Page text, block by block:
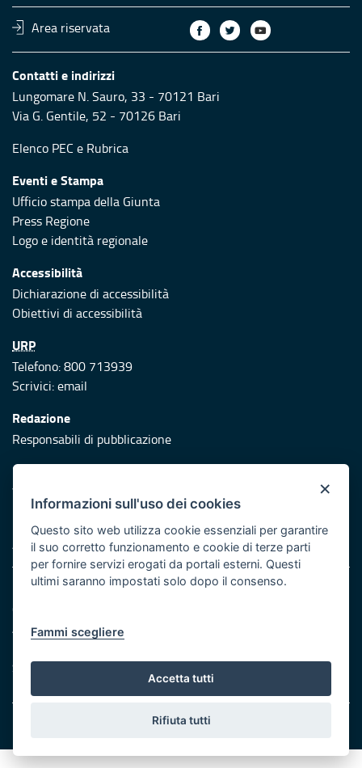
Area riservata
Contatti e indirizzi
Lungomare N. Sauro, 33 - 70121 Bari
Via G. Gentile, 52 - 70126 Bari
Elenco PEC e Rubrica
Eventi e Stampa
Ufficio stampa della Giunta
Press Regione
Logo e identità regionale
Accessibilità
Dichiarazione di accessibilità
Obiettivi di accessibilità
URP
Telefono: 800 713939
Scrivici:email
Redazione
Responsabili di pubblicazione
Protezione civile
Vai al sito di Protezione Civile Puglia
Iniziativa finanziata con risorse del POR Puglia 2014/2020 -
Asse XI
Note legali
Cookie e privacy
Atti di notifica
Servizi Intranet
© Regione Puglia
×
Informazioni sull'uso dei cookies
Questo sito web utilizza cookie essenziali per garantire
il suo corretto funzionamento e cookie di terze parti
per fornire servizi erogati da portali esterni. Questi
ultimi saranno impostati solo dopo il consenso.
Fammi scegliere
Accetta tutti
Rifiuta tutti